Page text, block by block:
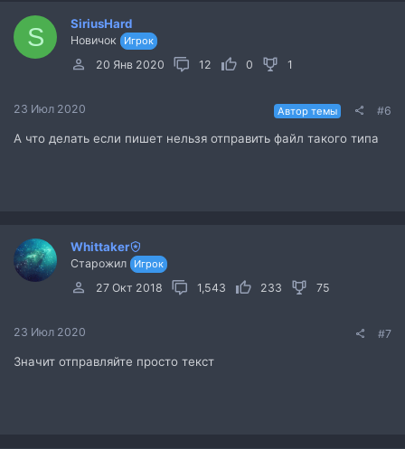
S SiriusHard
Новичок Игрок
20 Янв 2020 12 0 1
23 Июл 2020 Автор темы #6
А что делать если пишет нельзя отправить файл такого типа
Whittaker
Старожил Игрок
27 Окт 2018 1,543 233 75
23 Июл 2020 #7
Значит отправляйте просто текст